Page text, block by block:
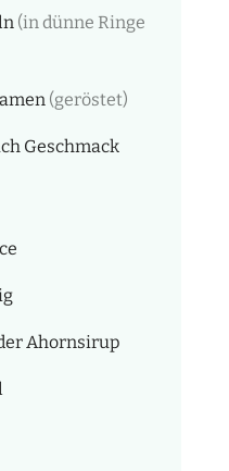
(in dünne Ringe
(geröstet)
Geschmack
Ahornsirup